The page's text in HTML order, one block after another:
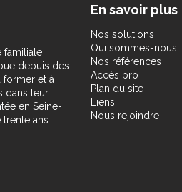
familiale
depuis des
former et à
dans leur
en Seine-
ans.
En savoir plus
Nos solutions
Qui sommes-nous
Nos références
Accès pro
Plan du site
Liens
Nous rejoindre